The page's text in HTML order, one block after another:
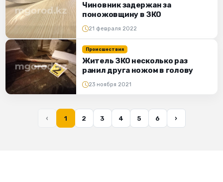
Чиновник задержан за
поножовщину в ЗКО
21 февраля 2022
Происшествия
Житель ЗКО несколько раз
ранил друга ножом в голову
23 ноября 2021
‹ 1 2 3 4 5 6 ›